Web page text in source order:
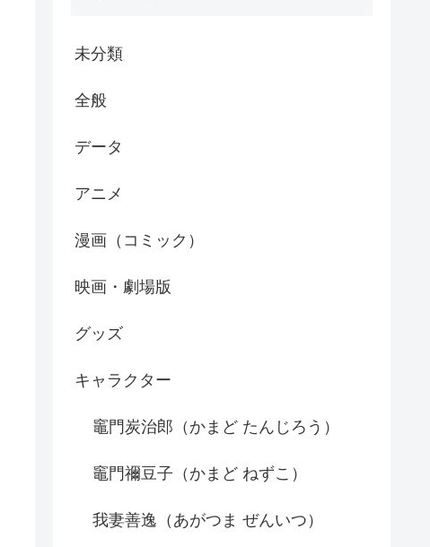
未分類
全般
データ
アニメ
漫画（コミック）
映画・劇場版
グッズ
キャラクター
竈門炭治郎（かまど たんじろう）
竈門禰豆子（かまど ねずこ）
我妻善逸（あがつま ぜんいつ）